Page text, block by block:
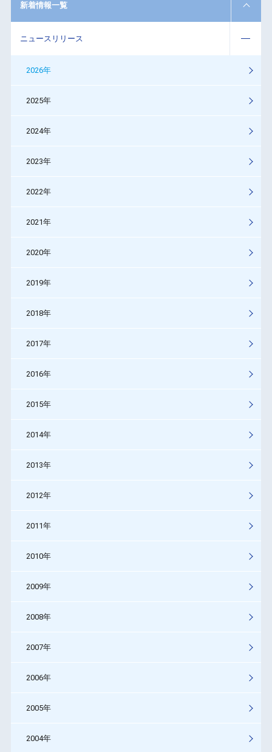
新着情報一覧
ニュースリリース
2026年
2025年
2024年
2023年
2022年
2021年
2020年
2019年
2018年
2017年
2016年
2015年
2014年
2013年
2012年
2011年
2010年
2009年
2008年
2007年
2006年
2005年
2004年